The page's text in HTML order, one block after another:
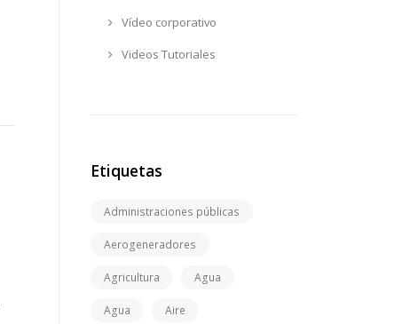
Vídeo corporativo
Videos Tutoriales
Etiquetas
Administraciones públicas
Aerogeneradores
Agricultura Agua
Agua Aire